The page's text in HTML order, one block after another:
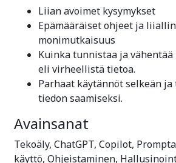
Liian avoimet kysymykset
Epämääräiset ohjeet ja
monimutkaisuus
Kuinka tunnistaa ja
eli virheellistä tietoa.
Parhaat käytännöt selkeän
tiedon saamiseksi.
Avainsanat
Tekoäly, ChatGPT, Copilot,
käyttö, Ohjeistaminen,